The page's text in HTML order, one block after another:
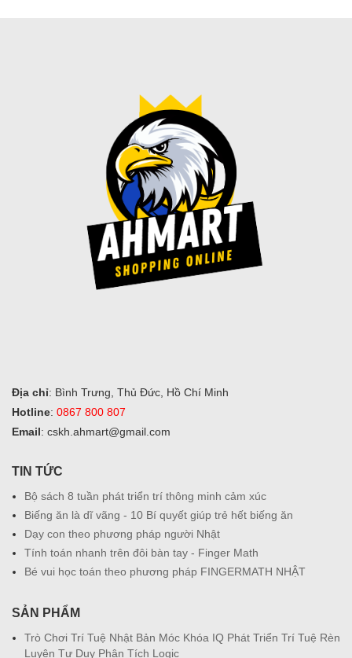
Địa chỉ: Bình Trưng, Thủ Đức, Hồ Chí Minh
Hotline: 0867 800 807
Email: cskh.ahmart@gmail.com
TIN TỨC
Bộ sách 8 tuần phát triển trí thông minh cảm xúc
Biếng ăn là dĩ vãng - 10 Bí quyết giúp trẻ hết biếng ăn
Dạy con theo phương pháp người Nhật
Tính toán nhanh trên đôi bàn tay - Finger Math
Bé vui học toán theo phương pháp FINGERMATH NHẬT
SẢN PHẨM
Trò Chơi Trí Tuệ Nhật Bản Móc Khóa IQ Phát Triển Trí Tuệ Rèn
Luyện Tư Duy Phân Tích Logic